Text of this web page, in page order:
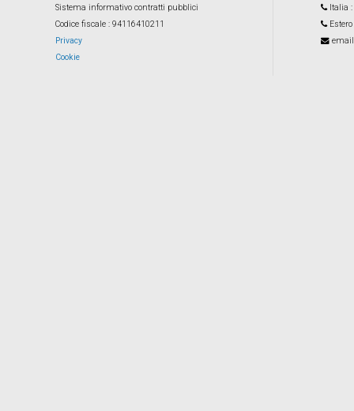
Sistema informativo contratti pubblici
Codice fiscale : 94116410211
Privacy
Cookie
Italia
Estero
email